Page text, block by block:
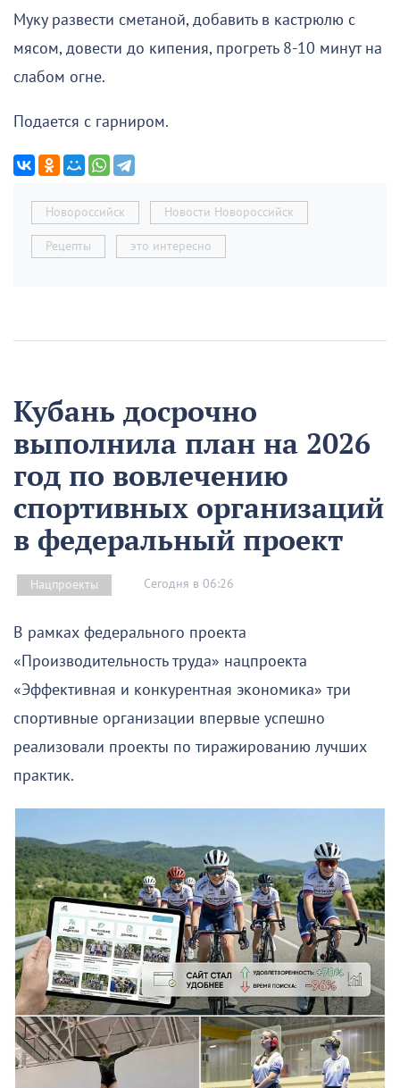
Муку развести сметаной, добавить в кастрюлю с
мясом, довести до кипения, прогреть 8-10 минут на
слабом огне.
Подается с гарниром.
Новороссийск Новости Новороссийск
Рецепты это интересно
Кубань досрочно
выполнила план на 2026
год по вовлечению
спортивных организаций
в федеральный проект
Нацпроекты Сегодня в 06:26
В рамках федерального проекта
«Производительность труда» нацпроекта
«Эффективная и конкурентная экономика» три
спортивные организации впервые успешно
реализовали проекты по тиражированию лучших
практик.